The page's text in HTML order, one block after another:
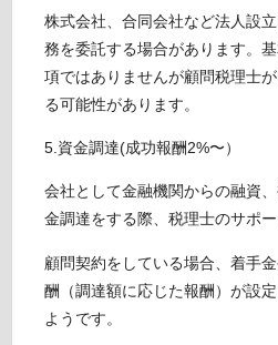
株式会社、合同会社など法人設
務を委託する場合があります。
項ではありませんが顧問税理士
る可能性があります。
5.資金調達(成功報酬2%〜）
会社として金融機関からの融資
金調達をする際、税理士のサポー
顧問契約をしている場合、着手
酬（調達額に応じた報酬）が設
ようです。